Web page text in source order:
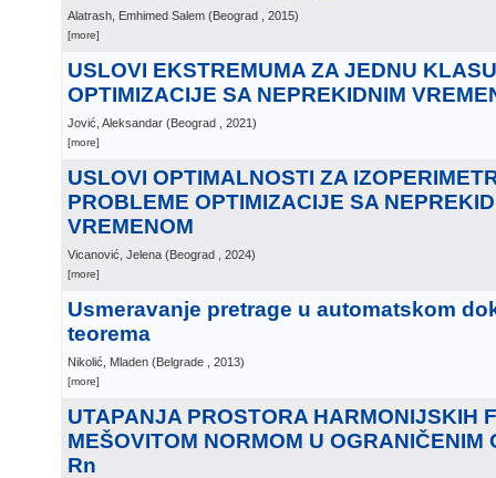
Alatrash, Emhimed Salem (Beograd , 2015)
[more]
USLOVI EKSTREMUMA ZA JEDNU
OPTIMIZACIJE SA NEPREKIDNIM
Jović, Aleksandar (Beograd , 2021)
[more]
USLOVI OPTIMALNOSTI ZA
PROBLEME OPTIMIZACIJE SA
VREMENOM
Vicanović, Jelena (Beograd , 2024)
[more]
Usmeravanje pretrage u automatskom
teorema
Nikolić, Mladen (Belgrade , 2013)
[more]
UTAPANJA PROSTORA HARMONIJSKIH
MEŠOVITOM NORMOM U OGRANIČENIM
Rn